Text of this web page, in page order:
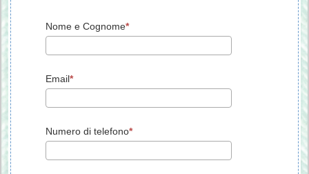
Nome e Cognome
Email
Numero di telefono